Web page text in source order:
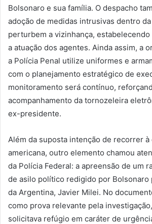
Bolsonaro e sua família. O despacho
adoção de medidas intrusivas dentro
perturbem a vizinhança,
a atuação dos agentes. Ainda assim, a
a Polícia Penal utilize uniformes e
com o planejamento estratégico de
monitoramento será contínuo,
acompanhamento da tornozeleira
ex-presidente.
Além da suposta intenção de recorrer
americana, outro elemento chamou
da Polícia Federal: a apreensão de um
de asilo político redigido por Bolsonaro
da Argentina, Javier Milei. No
como prova relevante pela
solicitava refúgio em caráter de